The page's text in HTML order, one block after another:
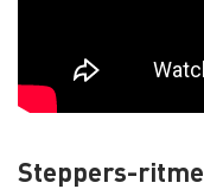
Steppers-ritme